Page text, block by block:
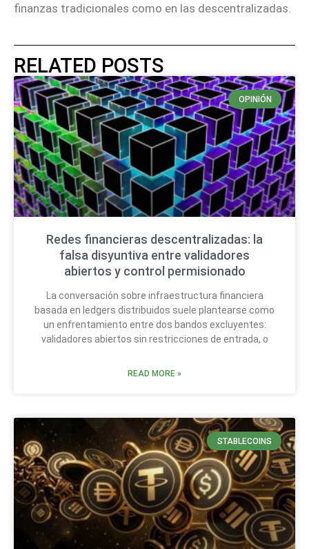
finanzas tradicionales como en las descentralizadas.
RELATED POSTS
OPINIÓN
Redes financieras descentralizadas: la
falsa disyuntiva entre validadores
abiertos y control permisionado
La conversación sobre infraestructura financiera
basada en ledgers distribuidos suele plantearse como
un enfrentamiento entre dos bandos excluyentes:
validadores abiertos sin restricciones de entrada, o
READ MORE »
STABLECOINS